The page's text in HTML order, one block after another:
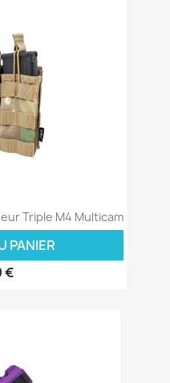
Triple M4 Multicam
PANIER
€